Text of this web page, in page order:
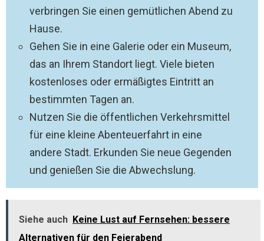
verbringen Sie einen gemütlichen Abend zu
Hause.
Gehen Sie in eine Galerie oder ein Museum,
das an Ihrem Standort liegt. Viele bieten
kostenloses oder ermäßigtes Eintritt an
bestimmten Tagen an.
Nutzen Sie die öffentlichen Verkehrsmittel
für eine kleine Abenteuerfahrt in eine
andere Stadt. Erkunden Sie neue Gegenden
und genießen Sie die Abwechslung.
Siehe auch Keine Lust auf Fernsehen: bessere
Alternativen für den Feierabend